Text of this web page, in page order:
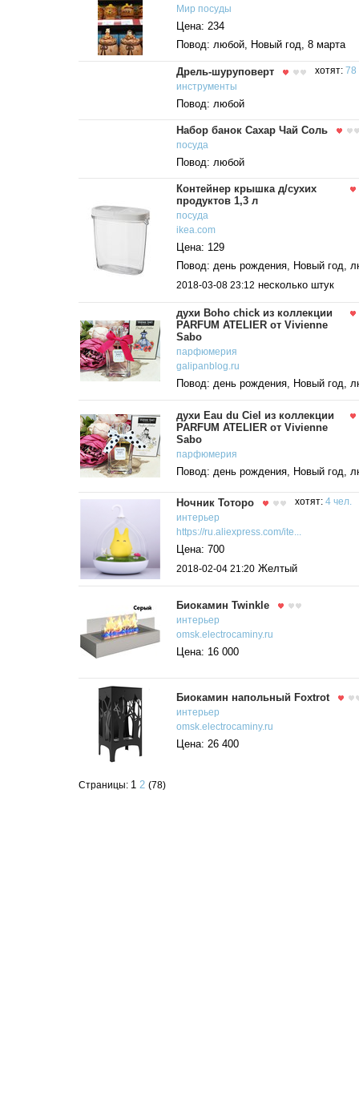
Мир посуды
Цена: 234
Повод: любой, Новый год, 8 марта
Дрель-шуруповерт хотят: 78
инструменты
Повод: любой
Набор банок Сахар Чай Соль
посуда
Повод: любой
Контейнер крышка д/сухих
продуктов 1,3 л
посуда
ikea.com
Цена: 129
Повод: день рождения, Новый год,
2018-03-08 23:12 несколько штук
духи Boho chick из коллекции
PARFUM ATELIER от Vivienne
Sabo
парфюмерия
galipanblog.ru
Повод: день рождения, Новый год,
духи Eau du Ciel из коллекции
PARFUM ATELIER от Vivienne
Sabo
парфюмерия
Повод: день рождения, Новый год,
Ночник Тоторо хотят: 4 чел.
интерьер
https://ru.aliexpress.com/ite...
Цена: 700
2018-02-04 21:20 Желтый
Биокамин Twinkle
интерьер
omsk.electrocaminy.ru
Цена: 16 000
Биокамин напольный Foxtrot
интерьер
omsk.electrocaminy.ru
Цена: 26 400
Страницы: 1 2 (78)